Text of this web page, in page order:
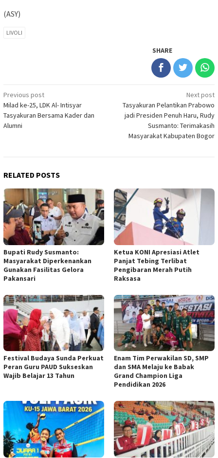
(ASY)
LIVOLI
SHARE
Post
navigation
Previous post
Milad ke-25, LDK Al- Intisyar
Tasyakuran Bersama Kader dan
Alumni
Next post
Tasyakuran Pelantikan Prabowo
jadi Presiden Penuh Haru, Rudy
Susmanto: Terimakasih
Masyarakat Kabupaten Bogor
RELATED POSTS
Bupati Rudy Susmanto:
Masyarakat Diperkenankan
Gunakan Fasilitas Gelora
Pakansari
Ketua KONI Apresiasi Atlet
Panjat Tebing Terlibat
Pengibaran Merah Putih
Raksasa
Festival Budaya Sunda Perkuat
Peran Guru PAUD Sukseskan
Wajib Belajar 13 Tahun
‎Enam Tim Perwakilan SD, SMP
dan SMA Melaju ke Babak
Grand Champion Liga
Pendidikan 2026